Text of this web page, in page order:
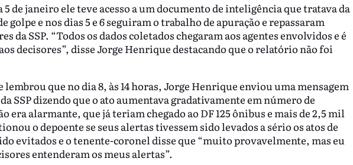
5 de janeiro ele teve acesso a um documento de inteligência que tratava da
golpe e nos dias 5 e 6 seguiram o trabalho de apuração e repassaram
da SSP. “Todos os dados coletados chegaram aos agentes envolvidos e é
decisores”, disse Jorge Henrique destacando que o relatório não foi
que no dia 8, às 14 horas, Jorge Henrique enviou uma mensagem
SSP dizendo que o ato aumentava gradativamente em número de
era alarmante, que já teriam chegado ao DF 125 ônibus e mais de 2,5 mil
o depoente se seus alertas tivessem sido levados a sério os atos de
evitados e o tenente-coronel disse que “muito provavelmente, mas eu
entenderam os meus alertas”.